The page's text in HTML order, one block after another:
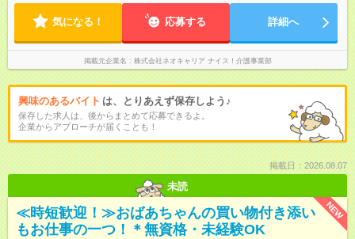
気になる！ 応募する 詳細へ
掲載元企業名 株式会社ネオキャリア ナイス！介護事業部
興味のあるバイト は、とりあえず保存しよう♪
保存した求人は、後からまとめて応募できるよ。
企業からアプローチが届くことも！
掲載日：2026.08.07
未読
NEW
≪時短歓迎！≫おばあちゃんの買い物付き添い
もお仕事の一つ！＊無資格・未経験OK